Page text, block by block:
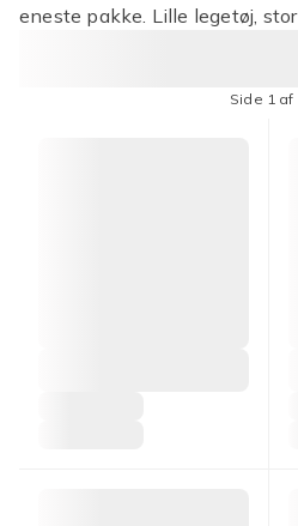
eneste pakke. Lille legetøj,
Side 1 af